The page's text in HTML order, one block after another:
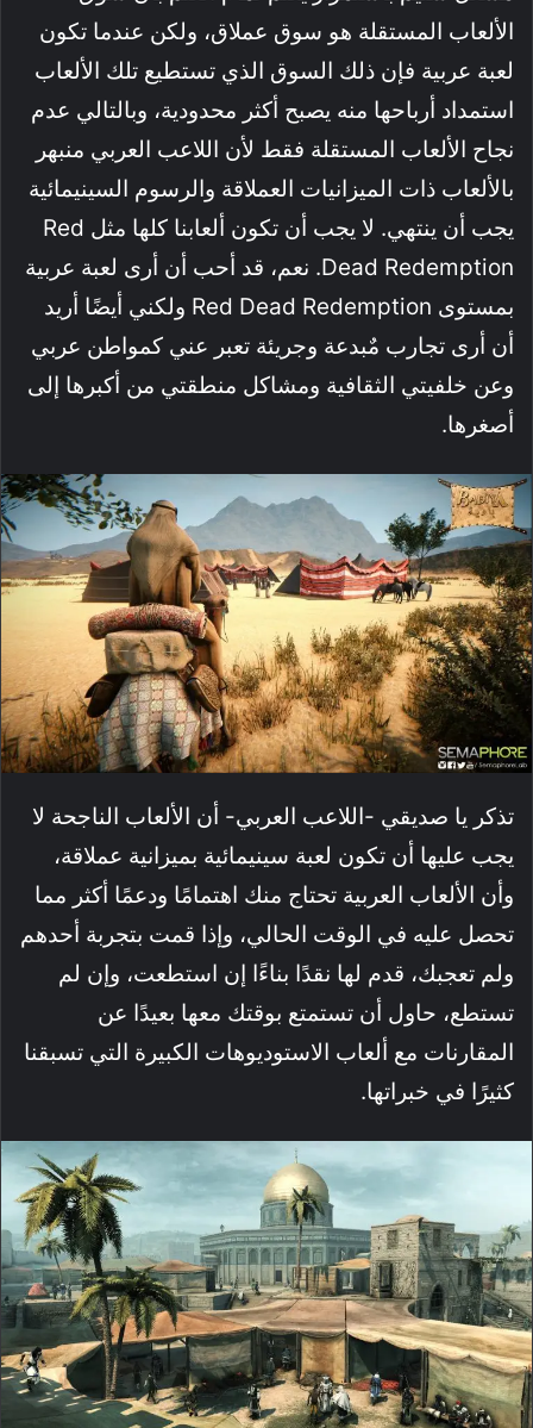
الألعاب المستقلة هو سوق عملاق، ولكن عندما تكون
لعبة عربية فإن ذلك السوق الذي تستطيع تلك الألعاب
استمداد أرباحها منه يصبح أكثر محدودية، وبالتالي عدم
نجاح الألعاب المستقلة فقط لأن اللاعب العربي منبهر
بالألعاب ذات الميزانيات العملاقة والرسوم السينيمائية
يجب أن ينتهي. لا يجب أن تكون ألعابنا كلها مثل Red
Dead Redemption. نعم، قد أحب أن أرى لعبة عربية
بمستوى Red Dead Redemption ولكني أيضًا أريد
أن أرى تجارب مٌبدعة وجريئة تعبر عني كمواطن عربي
وعن خلفيتي الثقافية ومشاكل منطقتي من أكبرها إلى
أصغرها.
تذكر يا صديقي -اللاعب العربي- أن الألعاب الناجحة لا
يجب عليها أن تكون لعبة سينيمائية بميزانية عملاقة،
وأن الألعاب العربية تحتاج منك اهتمامًا ودعمًا أكثر مما
تحصل عليه في الوقت الحالي، وإذا قمت بتجربة أحدهم
ولم تعجبك، قدم لها نقدًا بناءًا إن استطعت، وإن لم
تستطع، حاول أن تستمتع بوقتك معها بعيدًا عن
المقارنات مع ألعاب الاستوديوهات الكبيرة التي تسبقنا
كثيرًا في خبراتها.